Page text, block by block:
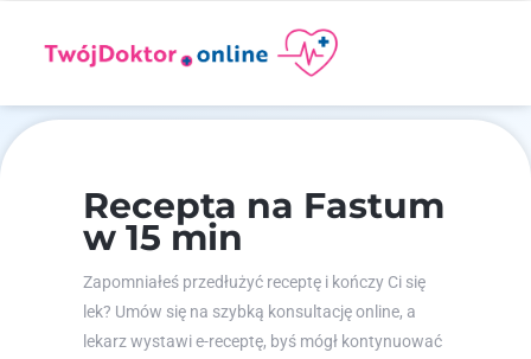
Recepta na Fastum
w 15 min
Zapomniałeś przedłużyć receptę i kończy Ci się
lek? Umów się na szybką konsultację online, a
lekarz wystawi e-receptę, byś mógł kontynuować